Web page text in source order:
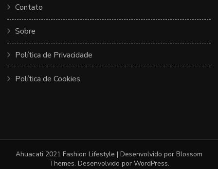
Contato
Sobre
Política de Privacidade
Política de Cookies
Ahuacati 2021 Fashion Lifestyle | Desenvolvido por Blossom
Themes. Desenvolvido por WordPress.